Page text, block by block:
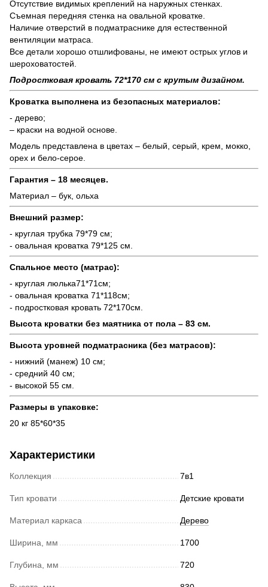
Отсутствие видимых креплений на наружных стенках.
Съемная передняя стенка на овальной кроватке.
Наличие отверстий в подматраснике для естественной
вентиляции матраса.
Все детали хорошо отшлифованы, не имеют острых углов и
шероховатостей.
Подростковая кровать 72*170 см с крутым дизайном.
Кроватка выполнена из безопасных материалов:
- дерево;
– краски на водной основе.
Модель представлена ​​в цветах – белый, серый, крем, мокко,
орех и бело-серое.
Гарантия – 18 месяцев.
Материал – бук, ольха
Внешний размер:
- круглая трубка 79*79 см;
- овальная кроватка 79*125 см.
Спальное место (матрас):
- круглая люлька71*71см;
- овальная кроватка 71*118см;
- подростковая кровать 72*170см.
Высота кроватки без маятника от пола – 83 см.
Высота уровней подматрасника (без матрасов):
- нижний (манеж) 10 см;
- средний 40 см;
- высокой 55 см.
Размеры в упаковке:
20 кг 85*60*35
Характеристики
Коллекция 7в1
Тип кровати Детские кровати
Материал каркаса Дерево
Ширина, мм 1700
Глубина, мм 720